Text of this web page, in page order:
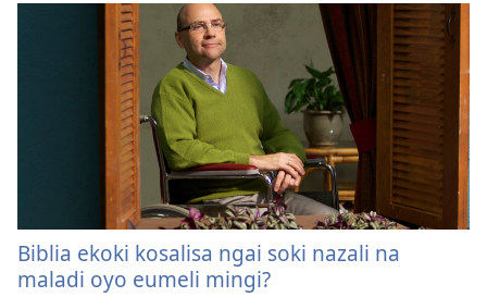
Biblia ekoki kosalisa ngai soki nazali na
maladi oyo eumeli mingi?